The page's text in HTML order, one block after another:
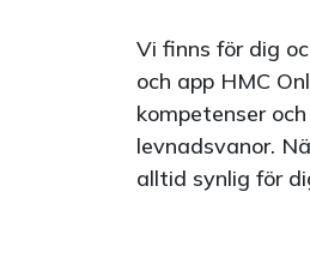
Vi finns för dig
och app HMC
kompetenser
levnadsvanor.
alltid synlig för